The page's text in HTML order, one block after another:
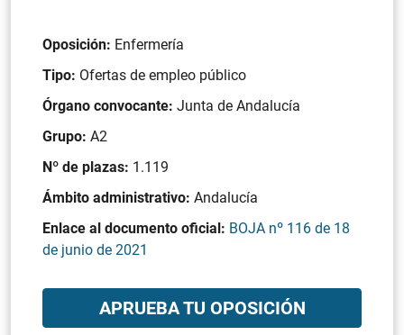
Oposición: Enfermería
Tipo: Ofertas de empleo público
Órgano convocante: Junta de Andalucía
Grupo: A2
Nº de plazas: 1.119
Ámbito administrativo: Andalucía
Enlace al documento oficial: BOJA nº 116 de 18
de junio de 2021
APRUEBA TU OPOSICIÓN